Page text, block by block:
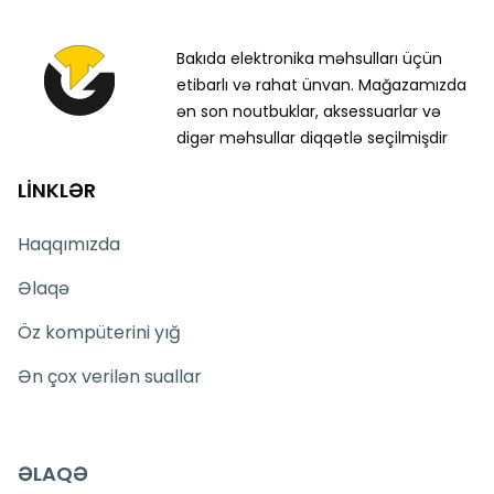
Bakıda elektronika məhsulları üçün
etibarlı və rahat ünvan. Mağazamızda
ən son noutbuklar, aksessuarlar və
digər məhsullar diqqətlə seçilmişdir
LİNKLƏR
Haqqımızda
Əlaqə
Öz kompüterini yığ
Ən çox verilən suallar
ƏLAQƏ